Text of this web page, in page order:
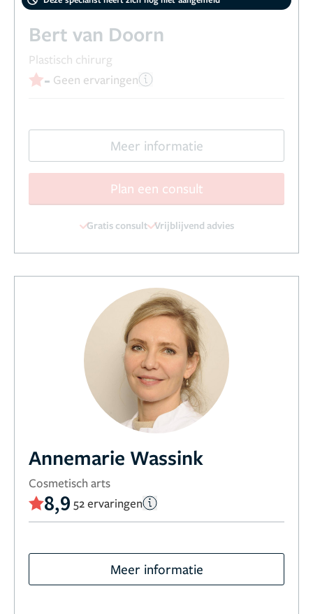
Bert van Doorn
Plastisch chirurg
- Geen ervaringen
Meer informatie
Plan een consult
Gratis consult Vrijblijvend advies
Annemarie Wassink
Cosmetisch arts
8,9 52 ervaringen
Meer informatie